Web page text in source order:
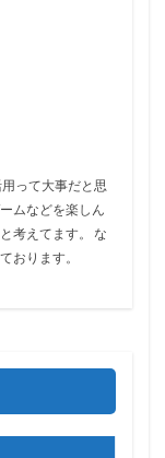
って大事だと思
ムなどを楽しん
考えてます。 な
おります。